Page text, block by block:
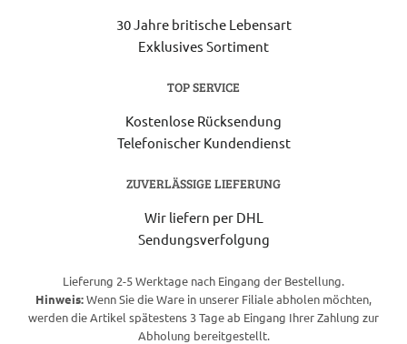
30 Jahre britische Lebensart
Exklusives Sortiment
TOP SERVICE
Kostenlose Rücksendung
Telefonischer Kundendienst
ZUVERLÄSSIGE LIEFERUNG
Wir liefern per DHL
Sendungsverfolgung
Lieferung 2-5 Werktage nach Eingang der Bestellung.
Hinweis:Wenn Sie die Ware in unserer Filiale abholen möchten,
werden die Artikel spätestens 3 Tage ab Eingang Ihrer Zahlung zur
Abholung bereitgestellt.